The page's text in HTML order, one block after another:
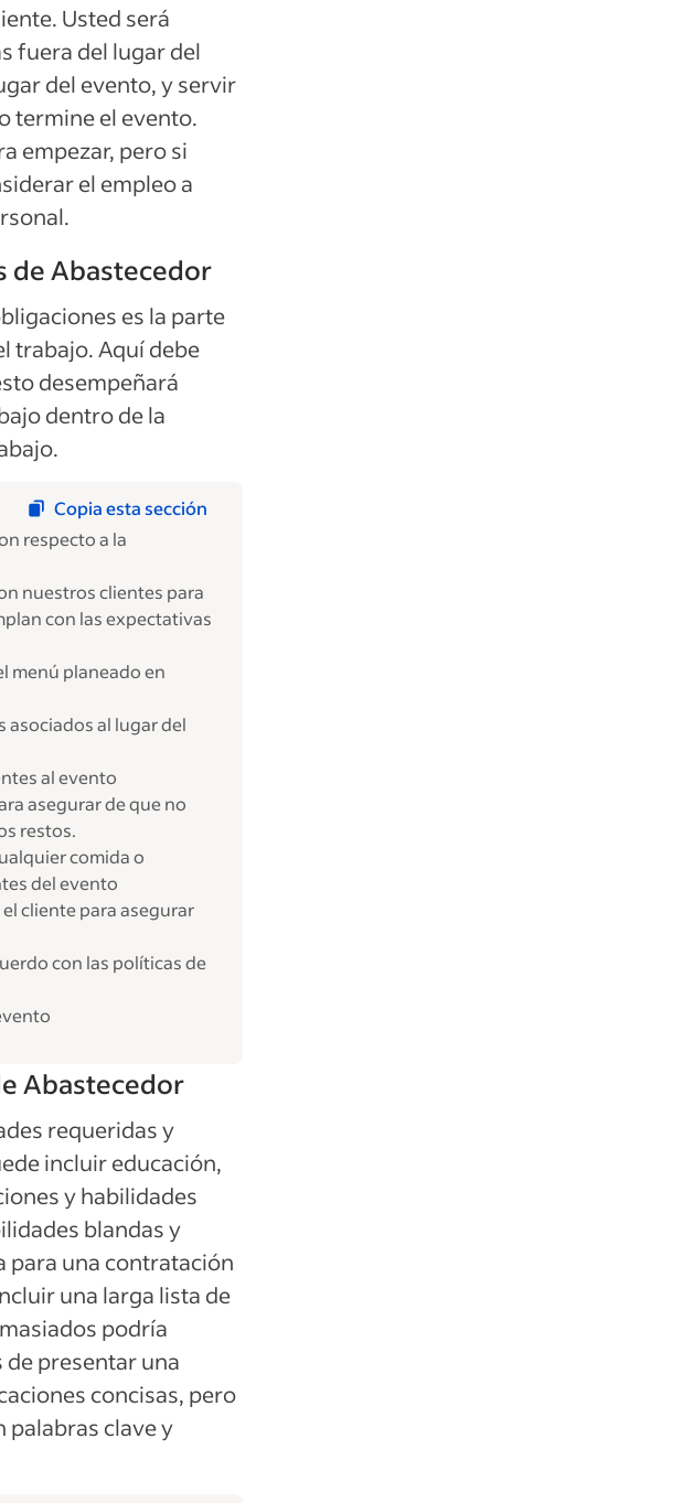
Usted será
fuera del lugar del
del evento, y servir
termine el evento.
empezar, pero si
el empleo a
de Abastecedor
es la parte
trabajo. Aquí debe
desempeñará
dentro de la
Copia esta sección
respecto a la
nuestros clientes para
con las expectativas
menú planeado en
asociados al lugar del
al evento
asegurar de que no
restos.
comida o
del evento
cliente para asegurar
con las políticas de
Abastecedor
requeridas y
incluir educación,
y habilidades
blandas y
para una contratación
una larga lista de
podría
presentar una
concisas, pero
palabras clave y